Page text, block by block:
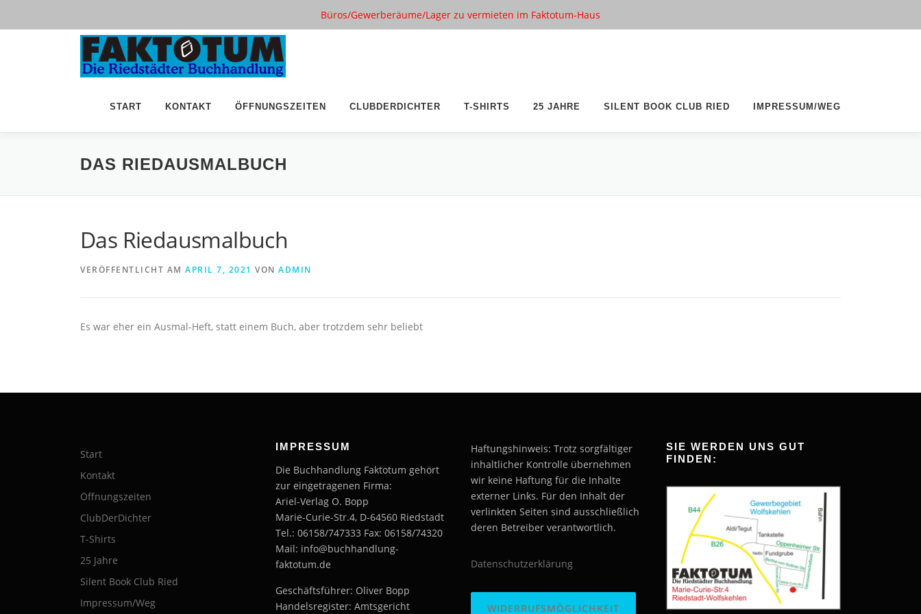
Büros/Gewerberäume/Lager zu vermieten im Faktotum-Haus
START KONTAKT ÖFFNUNGSZEITEN CLUBDERDICHTER T-SHIRTS 25 JAHRE SILENT BOOK CLUB RIED IMPRESSUM/WEG
DAS RIEDAUSMALBUCH
Das Riedausmalbuch
VERÖFFENTLICHT AM APRIL 7, 2021 VON ADMIN
Es war eher ein Ausmal-Heft, statt einem Buch, aber trotzdem sehr beliebt
Start
Kontakt
Öffnungszeiten
ClubDerDichter
T-Shirts
25 Jahre
Silent Book Club Ried
Impressum/Weg
IMPRESSUM
Die Buchhandlung Faktotum gehört
zur eingetragenen Firma:
Ariel-Verlag O. Bopp
Marie-Curie-Str.4, D-64560 Riedstadt
Tel.: 06158/747333 Fax: 06158/74320
Mail: info@buchhandlung-
faktotum.de
Geschäftsführer: Oliver Bopp
Handelsregister: Amtsgericht
Haftungshinweis: Trotz sorgfältiger
inhaltlicher Kontrolle übernehmen
wir keine Haftung für die Inhalte
externer Links. Für den Inhalt der
verlinkten Seiten sind ausschließlich
deren Betreiber verantwortlich.
Datenschutzerklärung
WIDERRUFSMÖGLICHKEIT
SIE WERDEN UNS GUT
FINDEN: